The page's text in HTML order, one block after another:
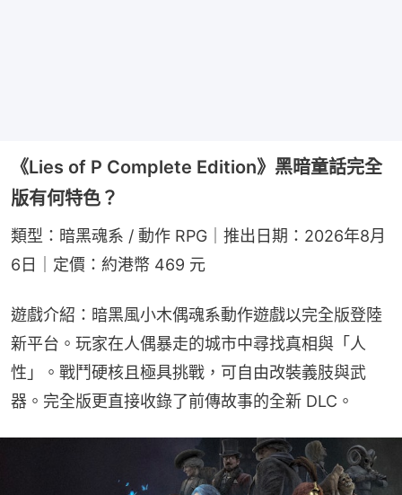
《Lies of P Complete Edition》黑暗童話完全
版有何特色？
類型：暗黑魂系 / 動作 RPG｜推出日期：2026年8月
6日｜定價：約港幣 469 元
遊戲介紹：暗黑風小木偶魂系動作遊戲以完全版登陸
新平台。玩家在人偶暴走的城市中尋找真相與「人
性」。戰鬥硬核且極具挑戰，可自由改裝義肢與武
器。完全版更直接收錄了前傳故事的全新 DLC。